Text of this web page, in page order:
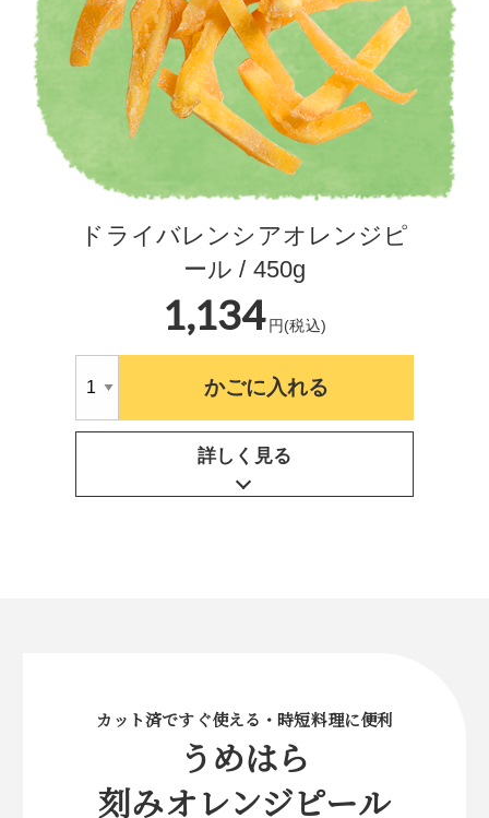
ドライバレンシアオレンジピ
ール / 450g
1,134 円(税込)
かごに入れる
詳しく見る
カット済ですぐ使える・時短料理に便利
うめはら
刻みオレンジピール